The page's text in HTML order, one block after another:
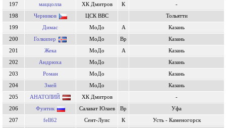
197 маццолла ХК Дмитров К
-
198
Черников ЦСК ВВС
Тольятти
199
Димас МоДо А
Казань
200
Голкипер МоДо Вр
Казань
201
Жека МоДо А
Казань
202
Андрюха МоДо
Казань
203
Роман МоДо
Казань
204
Змей МоДо
Казань
205
АНАТОЛИЙ ХК Дмитров
-
206
Фунтик Салават Юлаев Вр
Уфа
207
fell62 Сент-Луис К
Усть - Каменогорск